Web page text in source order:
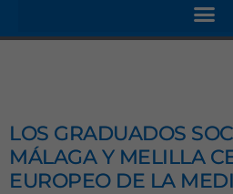
LOS GRADUADOS
MÁLAGA Y MELILLA
EUROPEO DE LA